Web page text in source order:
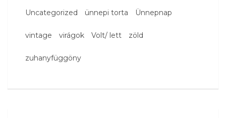
Uncategorized ünnepi torta Ünnepnap
vintage virágok Volt/ lett zöld
zuhanyfüggöny